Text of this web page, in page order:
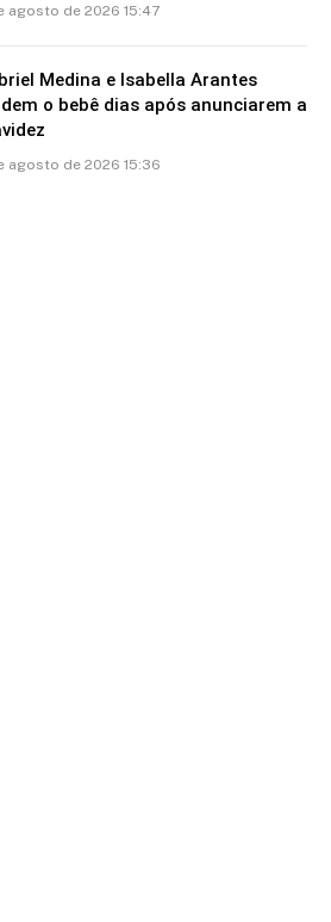
agosto de 2026 15:47
Medina e Isabella Arantes
o bebê dias após anunciarem a
agosto de 2026 15:36